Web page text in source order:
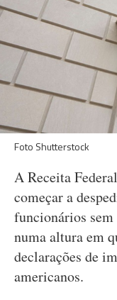
Foto Shutterstock
A Receita
começar a
funcionários
numa altura em
declarações de
americanos.